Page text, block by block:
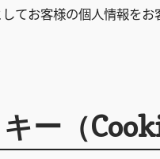
てお客様の個人情報を
ー（